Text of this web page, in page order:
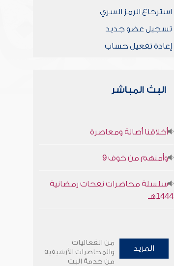
استرجاع الرمز السري
تسجيل عضو جديد
إعادة تفعيل حساب
البث المباشر
أخلاقنا أصالة ومعاصرة
وأمنهم من خوف 9
سلسلة محاضرات نفحات رمضانية
1444هـ
المزيد
من الفعاليات
والمحاضرات الأرشيفية
من خدمة البث